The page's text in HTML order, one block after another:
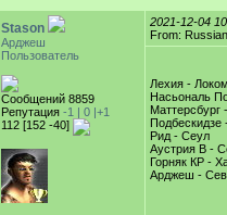
Stason
Арджеш
Пользователь
Сообщений 8859
Репутация -1 | 0 |+1
112 [152 -40]
2021-12-04
From:
Лехия -
Насьональ
Маттерсбург
Подбескидзе
Рид - Сеул
Аустрия В -
Горняк КР -
Арджеш -